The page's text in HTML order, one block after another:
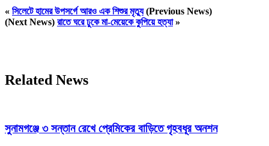
« সিলেটে হামের উপসর্গে আরও এক শিশুর মৃত্যু(Previous News)
(Next News) রাতে ঘরে ঢুকে মা-মেয়েকে কুপিয়ে হত্যা»
Related News
সুনামগঞ্জে ৩ সন্তান রেখে প্রেমিকের বাড়িতে গৃহবধূর অনশন